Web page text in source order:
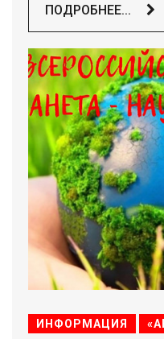
ПОДРОБНЕЕ...
ИНФОРМАЦИЯ